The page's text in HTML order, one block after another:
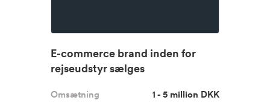
E-commerce brand inden for
rejseudstyr sælges
Omsætning
1 - 5 million DKK